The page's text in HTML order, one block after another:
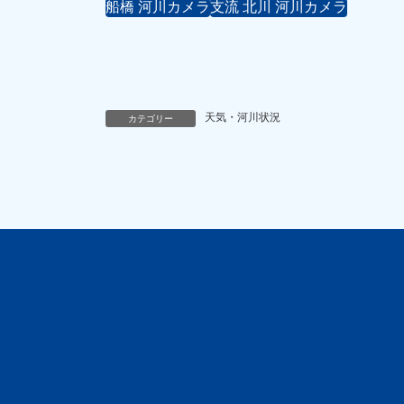
船橋 河川カメラ支流 北川 河川カメラ
カテゴリー 天気・河川状況